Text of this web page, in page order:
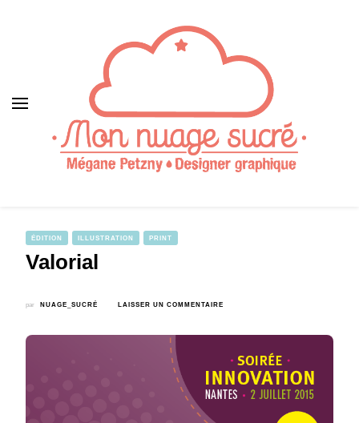
ÉDITION ILLUSTRATION PRINT
Valorial
par NUAGE_SUCRÉ LAISSER UN COMMENTAIRE